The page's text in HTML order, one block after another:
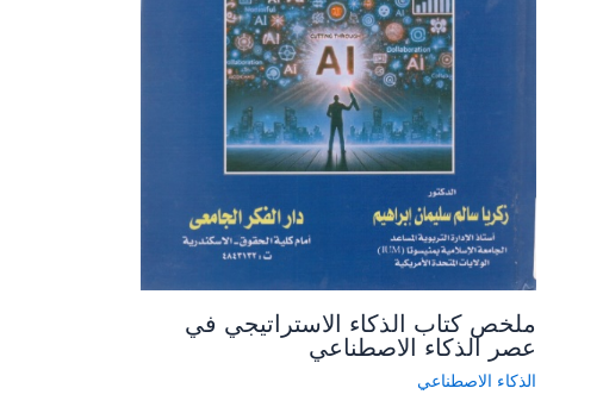
ملخص كتاب الذكاء الاستراتيجي في
عصر الذكاء الاصطناعي
الذكاء الاصطناعي